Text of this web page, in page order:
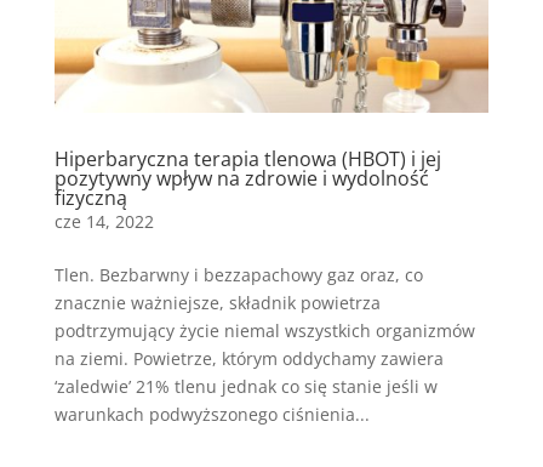
Hiperbaryczna terapia tlenowa (HBOT) i jej
pozytywny wpływ na zdrowie i wydolność
fizyczną
cze 14, 2022
Tlen. Bezbarwny i bezzapachowy gaz oraz, co
znacznie ważniejsze, składnik powietrza
podtrzymujący życie niemal wszystkich organizmów
na ziemi. Powietrze, którym oddychamy zawiera
‘zaledwie’ 21% tlenu jednak co się stanie jeśli w
warunkach podwyższonego ciśnienia...